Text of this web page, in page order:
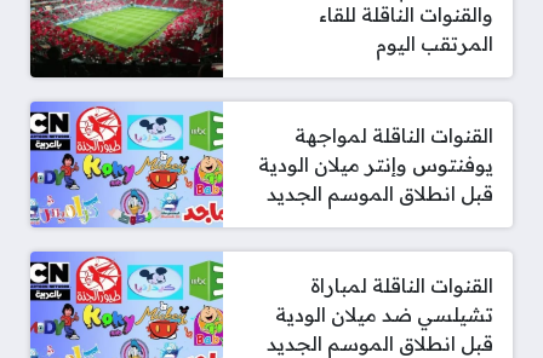
والقنوات الناقلة للقاء
المرتقب اليوم
القنوات الناقلة لمواجهة
يوفنتوس وإنتر ميلان الودية
قبل انطلاق الموسم الجديد
القنوات الناقلة لمباراة
تشيلسي ضد ميلان الودية
قبل انطلاق الموسم الجديد